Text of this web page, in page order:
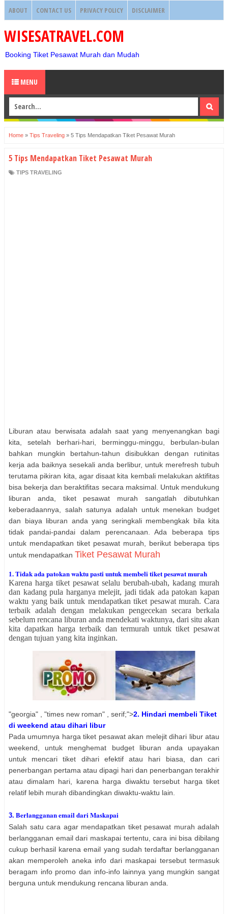
ABOUT CONTACT US PRIVACY POLICY DISCLAIMER
WISESATRAVEL.COM
Booking Tiket Pesawat Murah dan Mudah
MENU
Home » Tips Traveling » 5 Tips Mendapatkan Tiket Pesawat Murah
5 Tips Mendapatkan Tiket Pesawat Murah
TIPS TRAVELING
Liburan atau berwisata adalah saat yang menyenangkan bagi
kita, setelah berhari-hari, berminggu-minggu, berbulan-bulan
bahkan mungkin bertahun-tahun disibukkan dengan rutinitas
kerja ada baiknya sesekali anda berlibur, untuk merefresh tubuh
terutama pikiran kita, agar disaat kita kembali melakukan aktifitas
bisa bekerja dan beraktifitas secara maksimal. Untuk mendukung
liburan anda, tiket pesawat murah sangatlah dibutuhkan
keberadaannya, salah satunya adalah untuk menekan budget
dan biaya liburan anda yang seringkali membengkak bila kita
tidak pandai-pandai dalam perencanaan. Ada beberapa tips
untuk mendapatkan tiket pesawat murah, berikut beberapa tips
untuk mendapatkan Tiket Pesawat Murah
1. Tidak ada patokan waktu pasti untuk membeli tiket pesawat murah
Karena harga tiket pesawat selalu berubah-ubah, kadang murah
dan kadang pula harganya melejit, jadi tidak ada patokan kapan
waktu yang baik untuk mendapatkan tiket pesawat murah. Cara
terbaik adalah dengan melakukan pengecekan secara berkala
sebelum rencana liburan anda mendekati waktunya, dari situ akan
kita dapatkan harga terbaik dan termurah untuk tiket pesawat
dengan tujuan yang kita inginkan.
"georgia" , "times new roman" , serif;">2. Hindari membeli Tiket
di weekend atau dihari libur
Pada umumnya harga tiket pesawat akan melejit dihari libur atau
weekend, untuk menghemat budget liburan anda upayakan
untuk mencari tiket dihari efektif atau hari biasa, dan cari
penerbangan pertama atau dipagi hari dan penerbangan terakhir
atau dimalam hari, karena harga diwaktu tersebut harga tiket
relatif lebih murah dibandingkan diwaktu-waktu lain.
3. Berlangganan email dari Maskapai
Salah satu cara agar mendapatkan tiket pesawat murah adalah
berlangganan email dari maskapai tertentu, cara ini bisa dibilang
cukup berhasil karena email yang sudah terdaftar berlangganan
akan memperoleh aneka info dari maskapai tersebut termasuk
beragam info promo dan info-info lainnya yang mungkin sangat
berguna untuk mendukung rencana liburan anda.